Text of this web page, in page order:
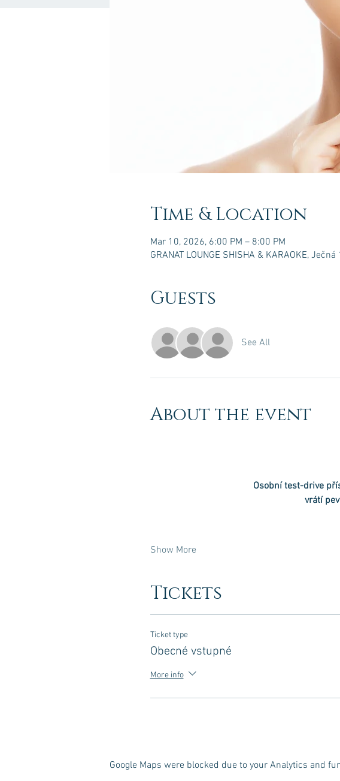
Time & Location
Mar 10, 2026, 6:00 PM – 8:00 PM
GRANAT LOUNGE SHISHA & KARAOKE,
Guests
See All
About the event
Osobní test-drive
vrátí
Show More
Tickets
Ticket type
Obecné vstupné
More info
Google Maps were blocked due to your Analytics and